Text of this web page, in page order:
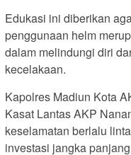
Edukasi ini diberikan
penggunaan helm
dalam melindungi diri
kecelakaan.
Kapolres Madiun Kota
Kasat Lantas AKP
keselamatan berlalu
investasi jangka